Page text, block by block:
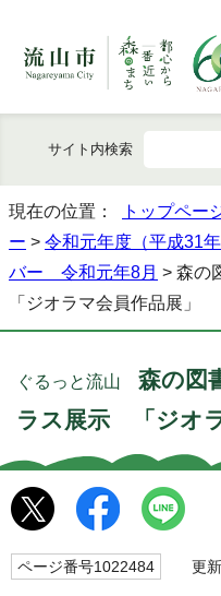
サイト内検索
現在の位置： トップペー
ー > 令和元年度（平成31年
バー 令和元年8月 > 森の
「ジオラマ会員作品展」
ぐるっと流山 森の図
ラス展示 「ジオラ
ページ番号1022484 更新